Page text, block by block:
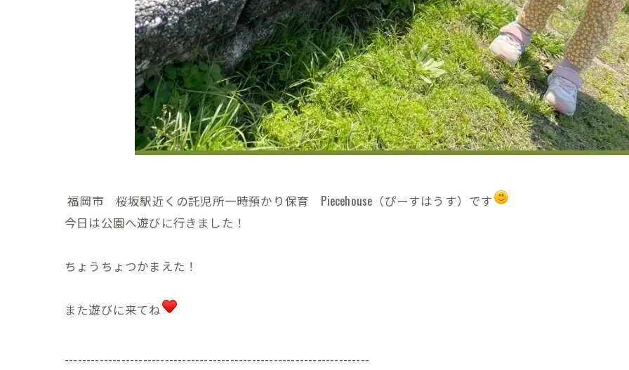
福岡市 桜坂駅近くの託児所一時預かり保育 Piecehouse（ぴーすはうす）です
今日は公園へ遊びに行きました！
ちょうちょつかまえた！
また遊びに来てね
----------------------------------------------------------------------